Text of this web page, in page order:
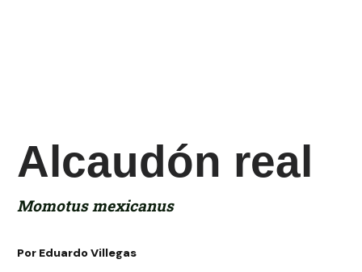
Alcaudón real
Momotus mexicanus
Por Eduardo Villegas